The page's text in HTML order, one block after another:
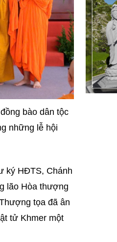
bào dân tộc
những lễ hội
ký HĐTS, Chánh
lão Hòa thượng
tọa đã ân
tử Khmer một